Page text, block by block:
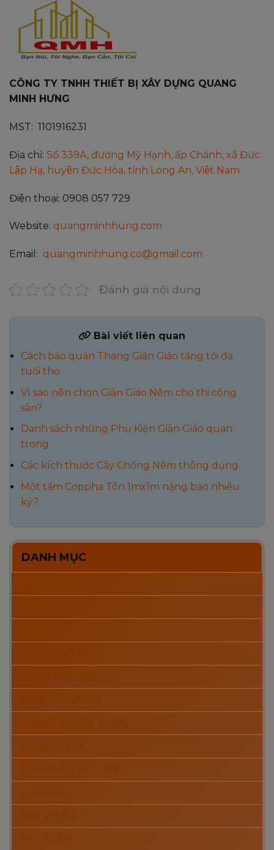
CÔNG TY TNHH THIẾT BỊ XÂY DỰNG QUANG
MINH HƯNG
MST: 1101916231
Địa chỉ: Số 339A, đường Mỹ Hạnh, ấp Chánh, xã Đức
Lập Hạ, huyện Đức Hòa, tỉnh Long An, Việt Nam
Điện thoại: 0908 057 729
Website: quangminhhung.com
Email: quangminhhung.co@gmail.com
Đánh giá nội dung
Bài viết liên quan
Cách bảo quản Thang Giàn Giáo tăng tối đa
tuổi thọ
Vì sao nên chọn Giàn Giáo Nêm cho thi công
sàn?
Danh sách những Phụ Kiện Giàn Giáo quan
trọng
Các kích thước Cây Chống Nêm thông dụng
Một tấm Coppha Tôn 1mx1m nặng bao nhiêu
ký?
DANH MỤC